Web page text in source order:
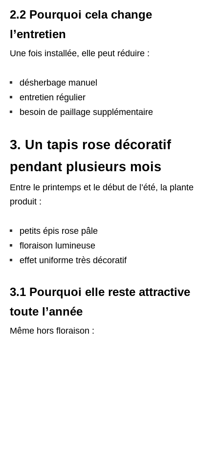
2.2 Pourquoi cela change
l’entretien
Une fois installée, elle peut réduire :
désherbage manuel
entretien régulier
besoin de paillage supplémentaire
3. Un tapis rose décoratif
pendant plusieurs mois
Entre le printemps et le début de l’été, la plante
produit :
petits épis rose pâle
floraison lumineuse
effet uniforme très décoratif
3.1 Pourquoi elle reste attractive
toute l’année
Même hors floraison :